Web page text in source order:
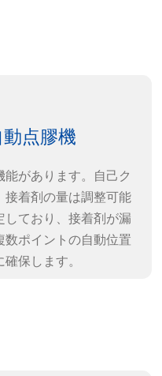
動点膠機
があります。自己ク
接着剤の量は調整可能
しており、接着剤が漏
数ポイントの自動位置
保します。
秒